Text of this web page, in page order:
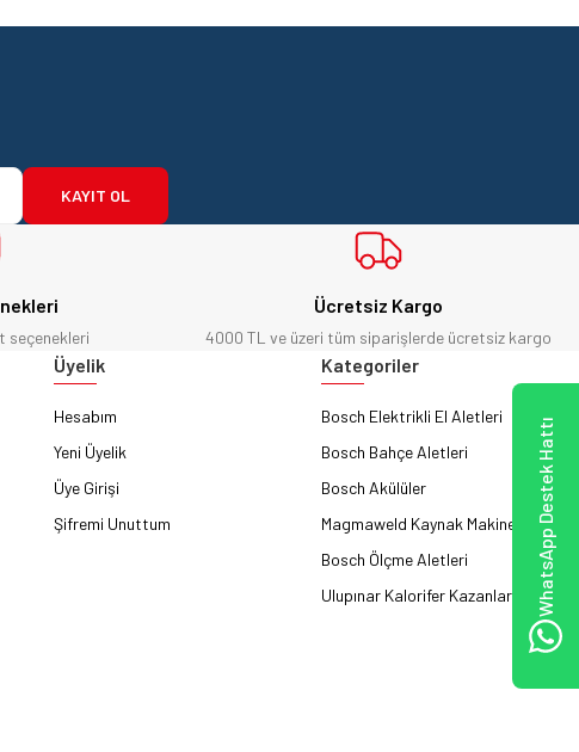
KAYIT OL
seçenekleri
Ücretsiz Kargo
4000 TL ve üzeri tüm siparişlerde ücretsiz kargo
Üyelik
Hesabım
Yeni Üyelik
Üye Girişi
Şifremi Unuttum
Kategoriler
Bosch Elektrikli El Aletleri
Bosch Bahçe Aletleri
Bosch Akülüler
Magmaweld Kaynak Makineleri
Bosch Ölçme Aletleri
Ulupınar Kalorifer Kazanları
WhatsApp Destek Hattı